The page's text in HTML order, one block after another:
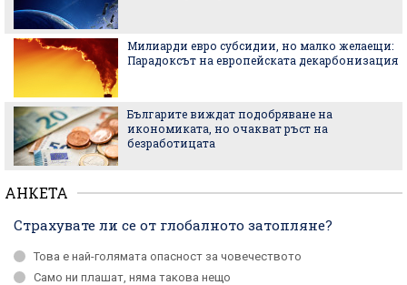
Милиарди евро субсидии, но малко желаещи:
Парадоксът на европейската декарбонизация
Българите виждат подобряване на
икономиката, но очакват ръст на
безработицата
АНКЕТА
Страхувате ли се от глобалното затопляне?
Това е най-голямата опасност за човечеството
Само ни плашат, няма такова нещо